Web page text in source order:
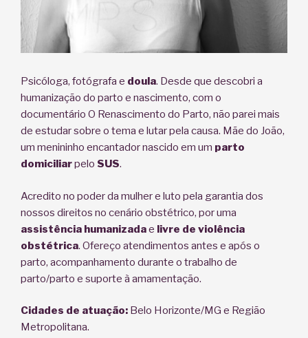
Psicóloga, fotógrafa e doula. Desde que descobri a
humanização do parto e nascimento, com o
documentário O Renascimento do Parto, não parei mais
de estudar sobre o tema e lutar pela causa. Mãe do João,
um menininho encantador nascido em um parto
domiciliarpelo SUS.
Acredito no poder da mulher e luto pela garantia dos
nossos direitos no cenário obstétrico, por uma
assistência humanizadae livre de violência
obstétrica. Ofereço atendimentos antes e após o
parto, acompanhamento durante o trabalho de
parto/parto e suporte à amamentação.
Cidades de atuação: Belo Horizonte/MG e Região
Metropolitana.